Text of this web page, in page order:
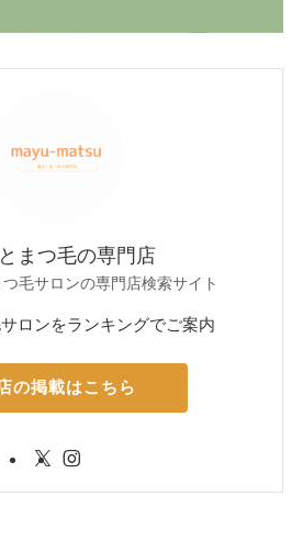
まつ毛の専門店
毛サロンの専門店検索サイト
ロンをランキングでご案内
の掲載はこちら